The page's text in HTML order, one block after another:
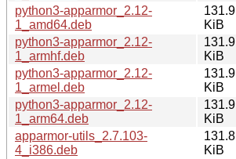
python3-apparmor_2.12-
1_amd64.deb
131.9
KiB
python3-apparmor_2.12-
1_armhf.deb
131.9
KiB
python3-apparmor_2.12-
1_armel.deb
131.9
KiB
python3-apparmor_2.12-
1_arm64.deb
131.9
KiB
apparmor-utils_2.7.103-
4_i386.deb
131.8
KiB